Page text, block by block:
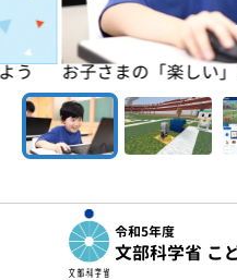
う お子さまの「楽しい
令和5年度
文部科学省 こ